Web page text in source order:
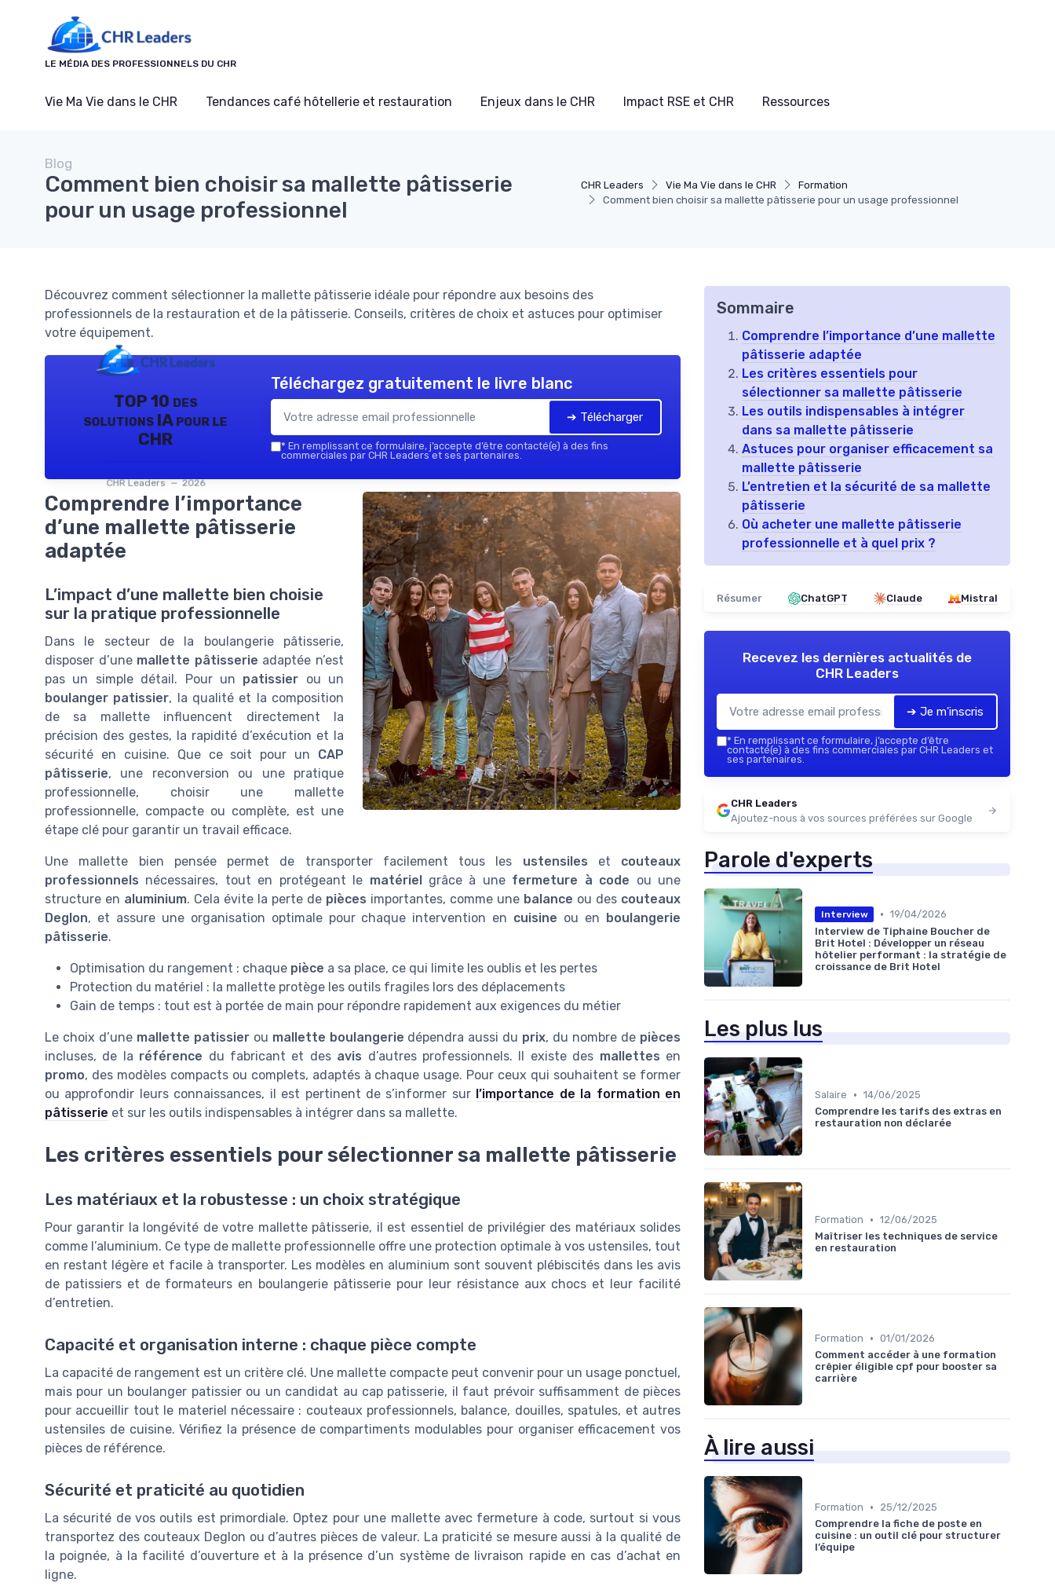
LE MÉDIA DES PROFESSIONNELS DU CHR
Vie Ma Vie dans le CHR Tendances café hôtellerie et restauration Enjeux dans le CHR Impact RSE et CHR Ressources
CHR Leaders Vie Ma Vie dans le CHR
Formation
Comment bien choisir sa mallette pâtisserie pour un usage professionnel
Blog
Comment bien choisir sa mallette pâtisserie
pour un usage professionnel
Découvrez comment sélectionner la mallette pâtisserie idéale pour répondre aux besoins des
professionnels de la restauration et de la pâtisserie. Conseils, critères de choix et astuces pour optimiser
votre équipement.
TOP 10 des
solutions IA pour le
CHR
CHR Leaders — 2026
Téléchargez gratuitement le livre blanc
➔ Télécharger
* En remplissant ce formulaire, j’accepte d’être contacté(e) à des fins
commerciales par CHR Leaders et ses partenaires.
Comprendre l’importance
d’une mallette pâtisserie
adaptée
L’impact d’une mallette bien choisie
sur la pratique professionnelle
Dans le secteur de la boulangerie pâtisserie,
disposer d’une mallette pâtisserie adaptée n’est
pas un simple détail. Pour un patissier ou un
boulanger patissier, la qualité et la composition
de sa mallette influencent directement la
précision des gestes, la rapidité d’exécution et la
sécurité en cuisine. Que ce soit pour un CAP
pâtisserie, une reconversion ou une pratique
professionnelle, choisir une mallette
professionnelle, compacte ou complète, est une
étape clé pour garantir un travail efficace.
Une mallette bien pensée permet de transporter facilement tous les ustensiles et couteaux
professionnels nécessaires, tout en protégeant le matériel grâce à une fermeture à code ou une
structure en aluminium. Cela évite la perte de pièces importantes, comme une balance ou des couteaux
Deglon, et assure une organisation optimale pour chaque intervention en cuisine ou en
boulangerie
pâtisserie.
Optimisation du rangement : chaque pièce a sa place, ce qui limite les oublis et les pertes
Protection du matériel : la mallette protège les outils fragiles lors des déplacements
Gain de temps : tout est à portée de main pour répondre rapidement aux exigences du métier
Le choix d’une mallette patissierou mallette boulangerie dépendra aussi du prix, du nombre de pièces
incluses, de la référence du fabricant et des avis d’autres professionnels. Il existe des mallettes en
promo, des modèles compacts ou complets, adaptés à chaque usage. Pour ceux qui souhaitent se former
ou approfondir leurs connaissances, il est pertinent de s’informer sur l’importance de la formation en
pâtisserie et sur les outils indispensables à intégrer dans sa mallette.
Les critères essentiels pour sélectionner sa mallette pâtisserie
Les matériaux et la robustesse : un choix stratégique
Pour garantir la longévité de votre mallette pâtisserie, il est essentiel de privilégier des matériaux solides
comme l’aluminium. Ce type de mallette professionnelle offre une protection optimale à vos ustensiles, tout
en restant légère et facile à transporter. Les modèles en aluminium sont souvent plébiscités dans les avis
de patissiers et de formateurs en boulangerie pâtisserie pour leur résistance aux chocs et leur facilité
d’entretien.
Capacité et organisation interne : chaque pièce compte
La capacité de rangement est un critère clé. Une mallette compacte peut convenir pour un usage ponctuel,
mais pour un boulanger patissier ou un candidat au cap patisserie, il faut prévoir suffisamment de pièces
pour accueillir tout le materiel nécessaire : couteaux professionnels, balance, douilles, spatules, et autres
ustensiles de cuisine. Vérifiez la présence de compartiments modulables pour organiser efficacement vos
pièces de référence.
Sécurité et praticité au quotidien
La sécurité de vos outils est primordiale. Optez pour une mallette avec fermeture à code, surtout si vous
transportez des couteaux Deglon ou d’autres pièces de valeur. La praticité se mesure aussi à la qualité de
la poignée, à la facilité d’ouverture et à la présence d’un système de livraison rapide en cas d’achat en
ligne.
Sommaire
Comprendre l’importance d’une mallette
pâtisserie adaptée
Les critères essentiels pour
sélectionner sa mallette pâtisserie
Les outils indispensables à intégrer
dans sa mallette pâtisserie
Astuces pour organiser efficacement sa
mallette pâtisserie
L’entretien et la sécurité de sa mallette
pâtisserie
Où acheter une mallette pâtisserie
professionnelle et à quel prix ?
Résumer ChatGPT Claude Mistral
Recevez les dernières actualités de
CHR Leaders
➔ Je m'inscris
* En remplissant ce formulaire, j’accepte d’être
contacté(e) à des fins commerciales par CHR Leaders et
ses partenaires.
CHR Leaders
Ajoutez-nous à vos sources préférées sur Google
Parole d'experts
Interview • 19/04/2026
Interview de Tiphaine Boucher de
Brit Hotel : Développer un réseau
hôtelier performant : la stratégie de
croissance de Brit Hotel
Les plus lus
Salaire • 14/06/2025
Comprendre les tarifs des extras en
restauration non déclarée
Formation • 12/06/2025
Maîtriser les techniques de service
en restauration
Formation • 01/01/2026
Comment accéder à une formation
crêpier éligible cpf pour booster sa
carrière
À lire aussi
Formation •
25/12/2025
Comprendre la fiche de poste en
cuisine : un outil clé pour structurer
l’équipe